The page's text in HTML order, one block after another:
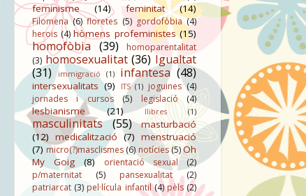
feminisme (14) feminitat (14)
Filomena (6) floretes (5) gordofòbia (4)
herois (4) hòmens profeministes (15)
homofòbia (39)
homoparentalitat
(3) homosexualitat (36) Igualtat
(31)
immigració (1) infantesa (48)
intersexualitats (9) ITS (1) joguines (4)
jornades i cursos
(5) legislació (4)
lesbianisme (21) llibres (1)
masculinitats (55)
masturbació
(12) medicalització (7) menstruació
(7) micro(?)masclismes (6) notícies(5)Oh
My Goig
(8) orientació sexual
(2)
p/maternitat
(5) pansexualitat
(2)
patriarcat (3) pel·lícula infantil (4) pèls (2)